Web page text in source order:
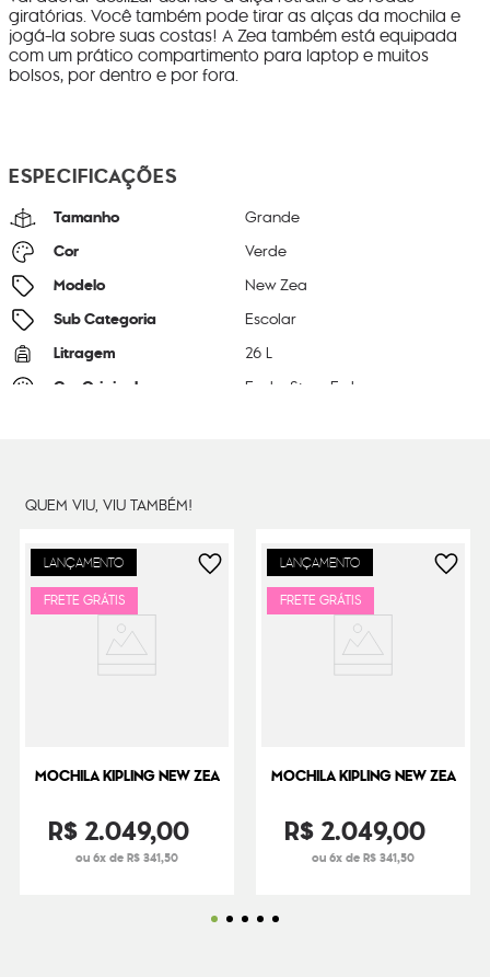
giratórias. Você também pode tirar as alças da mochila e
jogá-la sobre suas costas! A Zea também está equipada
com um prático compartimento para laptop e muitos
bolsos, por dentro e por fora.
ESPECIFICAÇÕES
Tamanho Grande
Cor Verde
Modelo New Zea
Sub Categoria Escolar
Litragem 26 L
Cor Original Funky Stars Emb
QUEM VIU, VIU TAMBÉM!
LANÇAMENTO
FRETE GRÁTIS
MOCHILA KIPLING NEW ZEA
R$2.049,00
ou 6x de R$ 341,50
LANÇAMENTO
FRETE GRÁTIS
MOCHILA KIPLING NEW ZEA
R$2.049,00
ou 6x de R$ 341,50